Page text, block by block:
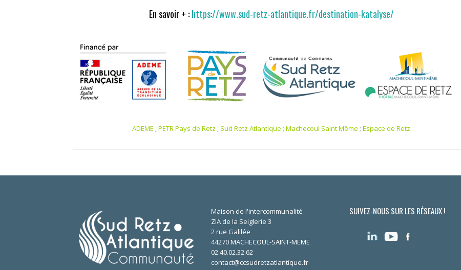
En savoir + :https://www.sud-retz-atlantique.fr/destination-katalyse/
ADEME ; PETR Pays de Retz ; Sud Retz Atlantique ; Machecoul Saint Même ; Espace de Retz
Maison de l'intercommunalité
ZIA de la Seiglerie 3
2 rue Galilée
44270 MACHECOUL-SAINT-MEME
02.40.02.32.62
contact@ccsudretzatlantique.fr
SUIVEZ-NOUS SUR LES RÉSEAUX !